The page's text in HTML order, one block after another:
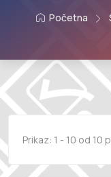
Početna
Prikaz: 1 - 10 od 10